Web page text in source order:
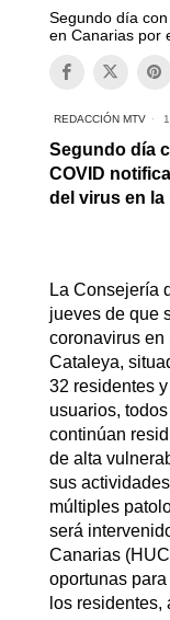
Segundo día
en Canarias por
REDACCIÓN MTV
Segundo día
COVID
del virus en la
La Consejería
jueves de que
coronavirus
Cataleya,
32 residentes
usuarios,
continúan
de alta
sus
múltiples
será
Canarias
oportunas
los